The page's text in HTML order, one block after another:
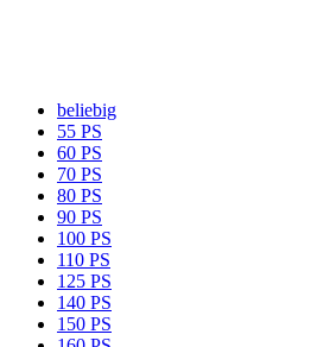
beliebig
55 PS
60 PS
70 PS
80 PS
90 PS
100 PS
110 PS
125 PS
140 PS
150 PS